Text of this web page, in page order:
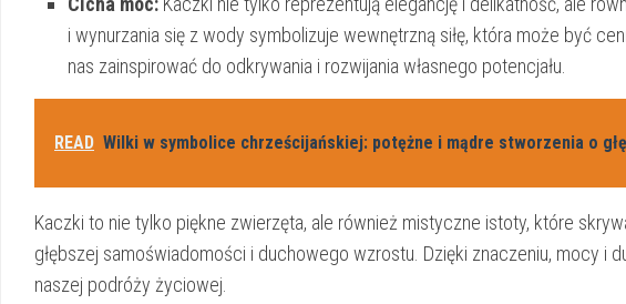
i ⁤wynurzania się z wody​ symbolizuje ⁢wewnętrzną siłę, która może być⁣
nas zainspirować do odkrywania i rozwijania własnego potencjału.
READ Wilki w symbolice chrześcijańskiej: potężne i mądre stworzenia o
Kaczki ⁢to nie tylko piękne zwierzęta, ale ⁣również mistyczne istoty, które
głębszej samoświadomości i duchowego wzrostu. Dzięki znaczeniu, mocy i
naszej podróży życiowej.